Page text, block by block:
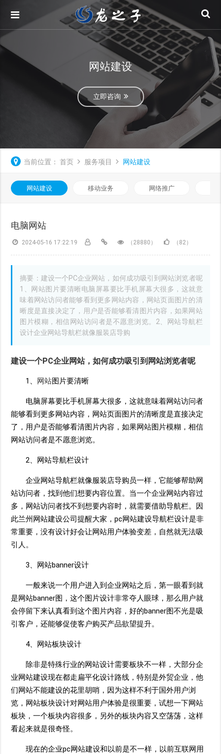
网站建设
立即咨询
当前位置： 首页 服务项目 网站建设
网站建设 移动业务 网络推广
电脑网站
2024-05-16 17:22:19 （28880） （82）
摘要：建设一个PC企业网站，如何成功吸引到网站浏览者呢
1、网站图片要清晰电脑屏幕要比手机屏幕大很多，这就意
味着网站访问者能够看到更多网站内容，网站页面图片的清
晰度是直接决定了，用户是否能够看清图片内容，如果网站
图片模糊，相信网站访问者是不愿意浏览。2、网站导航栏
设计企业网站导航栏就像服装店导购
建设一个PC企业网站，如何成功吸引到 网站浏览者呢
1、 网站图片要清晰
电脑屏幕要比手机屏幕大很多，这就意味着网站访问者
能够看到更多网站内容，网站页面图片的清晰度是直接决定
了，用户是否能够看清图片内容，如果网站图片模糊，相信
网站访问者是不愿意浏览。
2、网站导航栏设计
企业网站导航栏就像服装店导购员一样，它能够帮助网
站访问者，找到他们想要内容位置。当一个企业网站内容过
多，网站访问者找不到想要内容时，就需要借助导航栏。因
此兰州网站建设公司提醒大家，pc网站建设导航栏设计是非
常重要，没有设计好会让网站用户体验变差，自然就无法吸
引人。
3、网站banner设计
一般来说一个用户进入到企业网站之后，第一眼看到就
是网站banner图，这个图片设计非常夺人眼球，那么用户就
会停留下来认真看到这个图片内容，好的banner图不光是吸
引客户，还能够促使客户购买产品欲望提升。
4、网站板块设计
除非是特殊行业的网站设计需要板块不一样，大部分企
业网站建设现在都走扁平化设计路线，特别是外贸企业，他
们网站不能建设的花里胡哨，因为这样不利于国外用户浏
览，网站板块设计对网站用户体验是很重要，试想一下网站
板块，一个板块内容很多，另外的板块内容又空荡荡，这样
看起来就是很奇怪。
现在的企业pc网站建设和以前是不一样，以前互联网用